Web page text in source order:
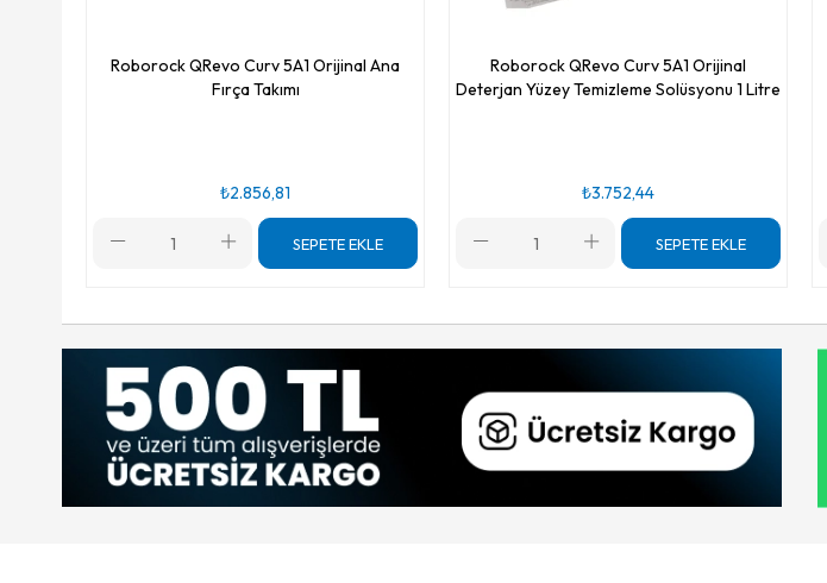
Roborock QRevo Curv 5A1 Orijinal Ana
Fırça Takımı
₺2.856,81
SEPETE EKLE
Roborock QRevo Curv 5A1 Orijinal
Deterjan Yüzey Temizleme Solüsyonu 1 Litre
₺3.752,44
SEPETE EKLE